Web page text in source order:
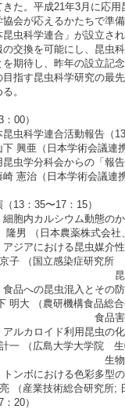
平成21年3月に応用昆
応えるかたちで準備委
学連合」が設立され
を可能にし、昆虫科学
し、昨年の設立記念公
昆虫科学研究の最先
。
）
連合活動報告（13：
本学術会議連携会
科会からの「報告」
本学術会議連携
大学院農
35〜17：15）
シウム動態のかく
本農薬株式会社、
ける昆虫媒介性感
国立感染症研究所
学部; 日本
昆虫混入とその防
農研機構食品総合
ユニット; 日
イド利用昆虫の化
島大学大学院 生物
開発学専攻;
おける色彩多型の発
技術総合研究所; 日
）